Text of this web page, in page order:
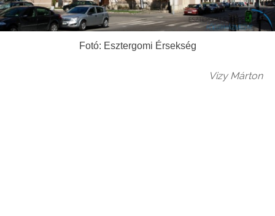
Fotó: Esztergomi Érsekség
Vizy Márton